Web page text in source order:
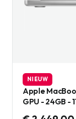
NIEUW
Apple
GPU - 24GB -